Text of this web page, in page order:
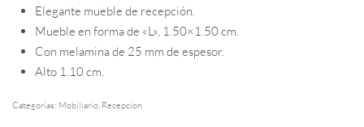
Elegante mueble de recepción.
Mueble en forma de «L», 1.50×1.50 cm.
Con melamina de 25 mm de espesor.
Alto 1.10 cm.
Categorías: Mobiliario, Recepcion